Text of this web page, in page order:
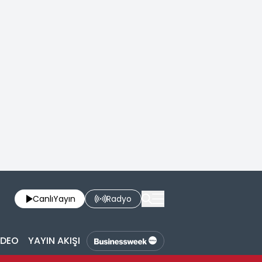
CanlıYayın Radyo
YAYIN AKIŞI